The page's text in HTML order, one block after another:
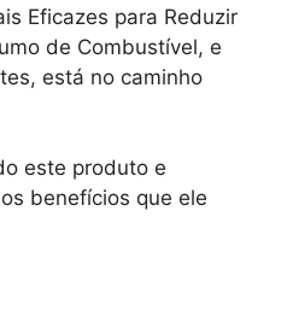
Eficazes para Reduzir
de Combustível, e
está no caminho
este produto e
benefícios que ele